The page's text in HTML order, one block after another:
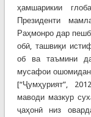
ҳамшарикии
Президенти
Раҳмонро дар
обӣ, ташвиқи
об ва таъмини
мусафои
[“Ҷумҳурият”,
маводи мазкур
ҷаҳонӣ низ